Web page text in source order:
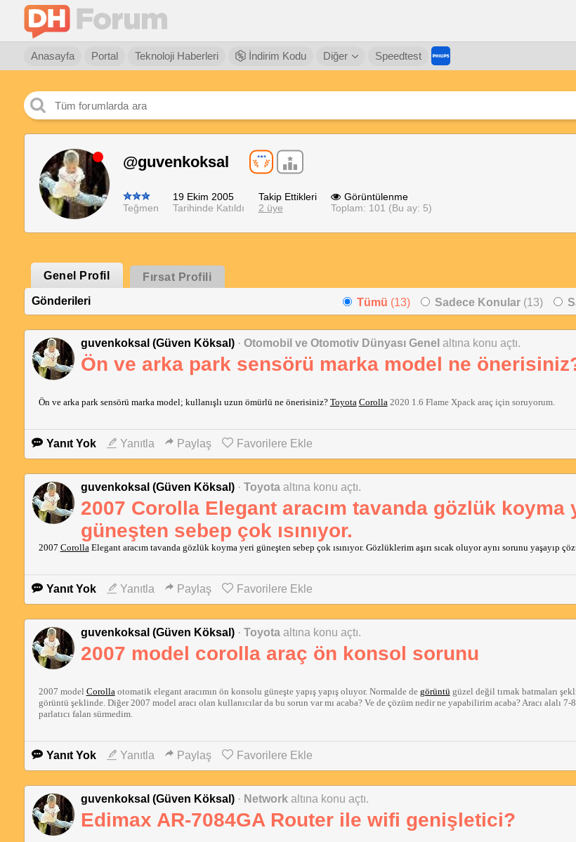
Anasayfa Portal Teknoloji Haberleri İndirim Kodu Diğer Speedtest
@guvenkoksal
Teğmen
19 Ekim 2005
Tarihinde Katıldı
Takip Ettikleri
2 üye
Görüntülenme
Toplam: 101 (Bu ay: 5)
Genel Profil Fırsat Profili
Gönderileri Tümü (13) Sadece Konular (13)
guvenkoksal (Güven Köksal) · Otomobil ve Otomotiv Dünyası Genel altına konu açtı.
Ön ve arka park sensörü marka model ne
Ön ve arka park sensörü marka model; kullanışlı uzun ömürlü ne önerisiniz? Toyota Corolla 2020 1.6 Flame Xpack araç için soruyorum.
Yanıt Yok Yanıtla Paylaş Favorilere Ekle
guvenkoksal (Güven Köksal) · Toyota altına konu açtı.
2007 Corolla Elegant aracım tavanda gözlük koyma
güneşten sebep çok ısınıyor.
2007 Corolla Elegant aracım tavanda gözlük koyma yeri güneşten sebep çok ısınıyor. Gözlüklerim aşırı sıcak oluyor aynı sorunu yaşayıp
Yanıt Yok Yanıtla Paylaş Favorilere Ekle
guvenkoksal (Güven Köksal) · Toyota altına konu açtı.
2007 model corolla araç ön konsol sorunu
2007 model Corolla otomatik elegant aracımın ön konsolu güneşte yapış yapış oluyor. Normalde de görüntü güzel değil tırnak batmaları
görüntü şeklinde. Diğer 2007 model aracı olan kullanıcılar da bu sorun var mı acaba? Ve de çözüm nedir ne yapabilirim acaba? Aracı alalı 7-
parlatıcı falan sürmedim.
Yanıt Yok Yanıtla Paylaş Favorilere Ekle
guvenkoksal (Güven Köksal) · Network altına konu açtı.
Edimax AR-7084GA Router ile wifi genişletici?